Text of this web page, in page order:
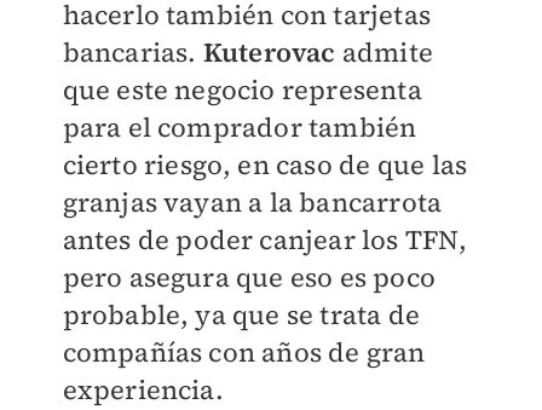
hacerlo también con tarjetas
bancarias. Kuterovac admite
que este negocio representa
para el comprador también
cierto riesgo, en caso de que las
granjas vayan a la bancarrota
antes de poder canjear los TFN,
pero asegura que eso es poco
probable, ya que se trata de
compañías con años de gran
experiencia.